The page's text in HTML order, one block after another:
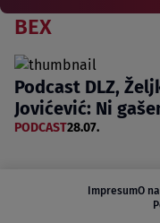
BEX
Podcast DLZ,
Jovićević: Ni
PODCAST28.07.
ImpresumO